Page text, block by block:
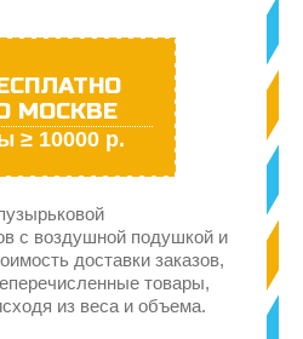
МОСКВЕ
≥ 10000 р.
с воздушной подушкой и
доставки заказов,
товары,
из веса и объема.